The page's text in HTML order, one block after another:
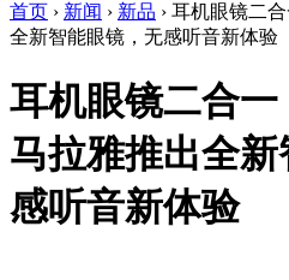
首页 › 新闻 › 新品 › 耳机眼镜二
全新智能眼镜，无感听音新体验
耳机眼镜二合
马拉雅推出全
感听音新体验